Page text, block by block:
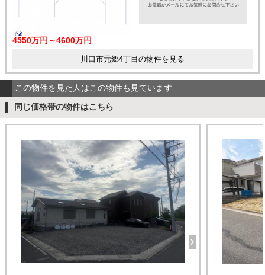
4550万円～4600万円
川口市元郷4丁目の物件を見る
この物件を見た人はこの物件も見ています
同じ価格帯の物件はこちら